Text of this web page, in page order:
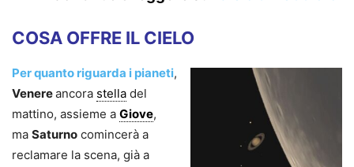
COSA OFFRE IL CIELO
Per quanto riguarda i pianeti,
Venereancora stella del
mattino, assieme a Giove,
ma Saturno comincerà a
reclamare la scena, già a